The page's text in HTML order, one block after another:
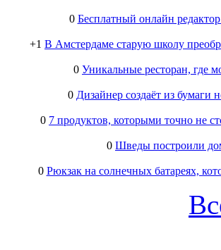
0 Бесплатный онлайн
+1 В Амстердаме старую школу
0 Уникальные ресторан, где
0 Дизайнер создаёт из
0 7 продуктов, которыми точно не
0 Шведы построили
0 Рюкзак на солнечных батареях,